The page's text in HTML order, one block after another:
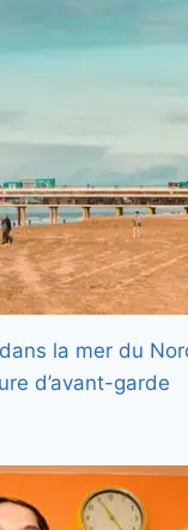
la mer du
d’avant-garde